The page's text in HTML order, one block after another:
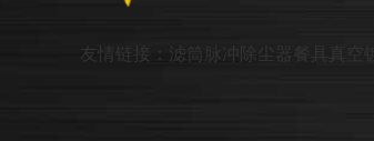
友情链接： 滤筒脉冲除尘器